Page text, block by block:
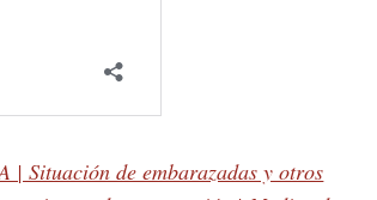
| Situación de embarazadas y otros